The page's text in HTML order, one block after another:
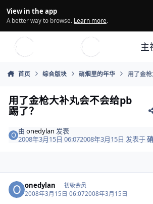
View in the app
A better way to browse. Learn more.
主
首页 综合版块 硝烟里的年华 用了金枪
用了金枪大补丸会不会给pb
踢了？
由onedylan 发表
2008年3月15日 06:072008年3月15日 发表于
onedylan 初级会员
2008年3月15日 06:072008年3月15日